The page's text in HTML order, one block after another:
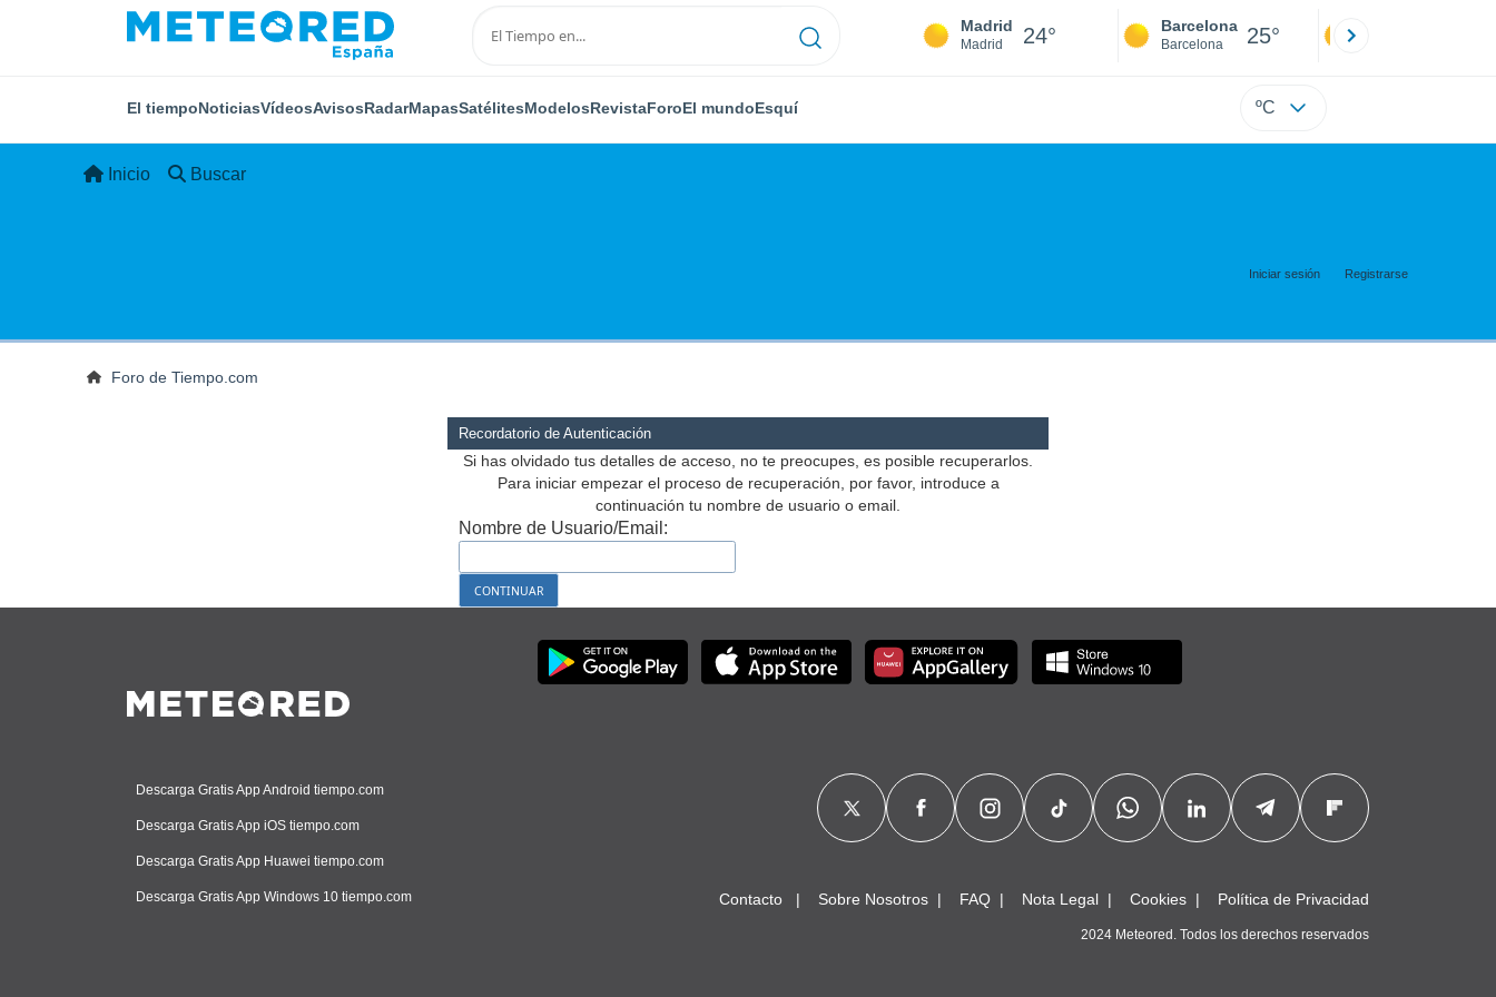
Madrid
Madrid 24° Barcelona
Barcelona 25°
El tiempoNoticiasVídeosAvisosRadarMapasSatélitesModelosRevistaForoEl mundoEsquí ºC
Inicio Buscar
Iniciar sesión Registrarse
Foro de Tiempo.com
Recordatorio de Autenticación
Si has olvidado tus detalles de acceso, no te preocupes, es posible recuperarlos.
Para iniciar empezar el proceso de recuperación, por favor, introduce a
continuación tu nombre de usuario o email.
Nombre de Usuario/Email:
Descarga Gratis App Android tiempo.com
Descarga Gratis App iOS tiempo.com
Descarga Gratis App Huawei tiempo.com
Descarga Gratis App Windows 10 tiempo.com Contacto Sobre Nosotros FAQ Nota Legal Cookies Política de Privacidad
2024 Meteored. Todos los derechos reservados